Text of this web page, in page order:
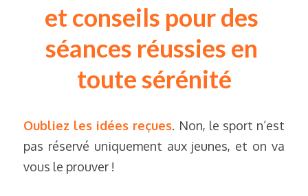
et conseils pour des
séances réussies en
toute sérénité
Oubliez les idées reçues. Non, le sport n’est
pas réservé uniquement aux jeunes, et on va
vous le prouver !